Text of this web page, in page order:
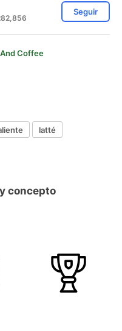
Seguir
Coffee
latté
concepto